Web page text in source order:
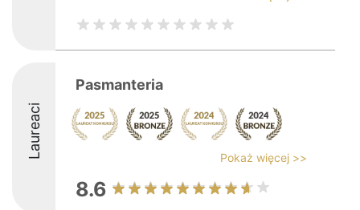
Laureaci
Pasmanteria
Pokaż więcej >>
8.6